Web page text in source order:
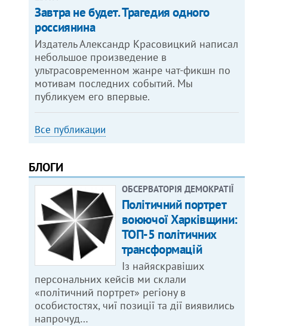
Завтра не будет. Трагедия одного
россиянина
Издатель Александр Красовицкий написал
небольшое произведение в
ультрасовременном жанре чат-фикшн по
мотивам последних событий. Мы
публикуем его впервые.
Все публикации
БЛОГИ
ОБСЕРВАТОРІЯ ДЕМОКРАТІЇ
Політичний портрет
воюючої Харківщини:
ТОП-5 політичних
трансформацій
Із найяскравіших
персональних кейсів ми склали
«політичний портрет» регіону в
особистостях, чиї позиції та дії виявились
напрочуд…